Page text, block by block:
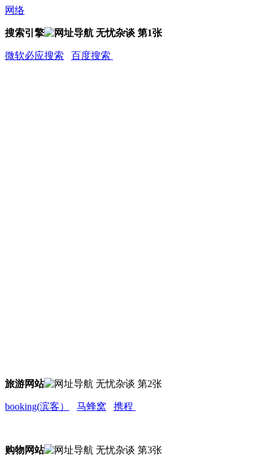
网络
搜索引擎
微软必应搜索 百度搜索
旅游网站
booking(滨客） 马蜂窝 携程
购物网站